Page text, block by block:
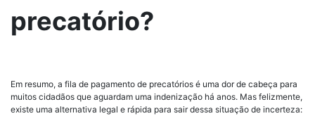
precatório?
Em resumo, a fila de pagamento de precatórios é uma dor de cabeça para
muitos cidadãos que aguardam uma indenização há anos. Mas felizmente,
existe uma alternativa legal e rápida para sair dessa situação de incerteza: